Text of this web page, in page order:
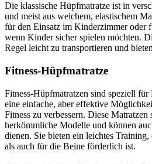
Die klassische Hüpfmatratze ist in
und meist aus weichem, elastischem
für den Einsatz im Kinderzimmer oder
wenn Kinder sicher spielen möchten.
Regel leicht zu transportieren und
Fitness-Hüpfmatratze
Fitness-Hüpfmatratzen sind speziell
eine einfache, aber effektive
Fitness zu verbessern. Diese
herkömmliche Modelle und können
dienen. Sie bieten ein leichtes
als auch für die Beine förderlich ist.